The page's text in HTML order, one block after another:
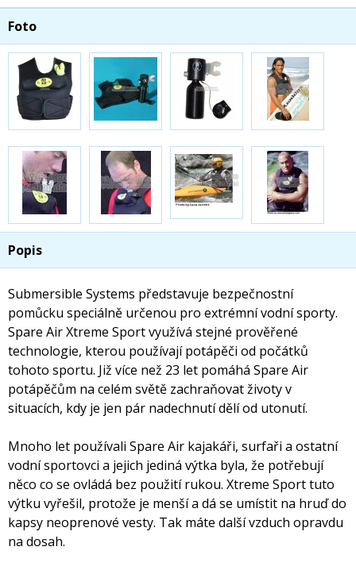
Foto
Popis
Submersible Systems představuje bezpečnostní
pomůcku speciálně určenou pro extrémní vodní sporty.
Spare Air Xtreme Sport využívá stejné prověřené
technologie, kterou používají potápěči od počátků
tohoto sportu. Již více než 23 let pomáhá Spare Air
potápěčům na celém světě zachraňovat životy v
situacích, kdy je jen pár nadechnutí dělí od utonutí.
Mnoho let používali Spare Air kajakáři, surfaři a ostatní
vodní sportovci a jejich jediná výtka byla, že potřebují
něco co se ovládá bez použití rukou. Xtreme Sport tuto
výtku vyřešil, protože je menší a dá se umístit na hruď do
kapsy neoprenové vesty. Tak máte další vzduch opravdu
na dosah.